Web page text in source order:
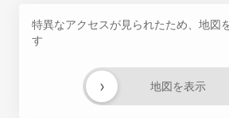
特異なアクセスが見られたため、地図
す
地図を表示
›